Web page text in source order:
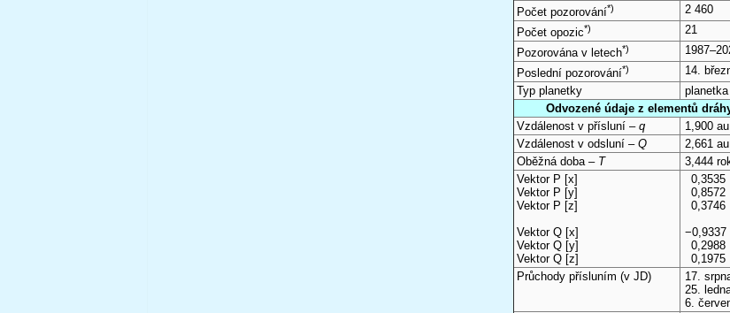
Počet pozorování*)
2 460
Počet opozic*)
21
Pozorována v letech*)
Poslední pozorování*)
14.
Typ planetky
Odvozené údaje z elementů
Vzdálenost v přísluní – q
1,900
Vzdálenost v odsluní – Q
2,661
Oběžná doba – T
3,444
Vektor P [x]
Vektor P [y]
Vektor P [z]
Vektor Q [x]
Vektor Q [y]
Vektor Q [z]
0,3535
0,8572
0,3746
−0,9337
0,2988
0,1975
Průchody přísluním (v JD) 17.
25.
6.